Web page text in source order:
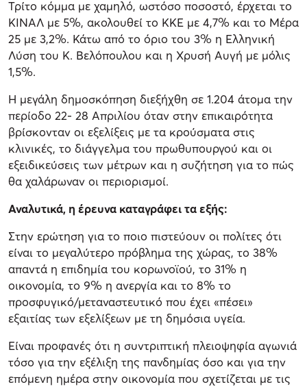
Τρίτο κόμμα με χαμηλό, ωστόσο ποσοστό, έρχεται το
ΚΙΝΑΛ με 5%, ακολουθεί το ΚΚΕ με 4,7% και το Μέρα
25 με 3,2%. Κάτω από το όριο του 3% η Ελληνική
Λύση του Κ. Βελόπουλου και η Χρυσή Αυγή με μόλις
1,5%.
Η μεγάλη δημοσκόπηση διεξήχθη σε 1.204 άτομα την
περίοδο 22- 28 Απριλίου όταν στην επικαιρότητα
βρίσκονταν οι εξελίξεις με τα κρούσματα στις
κλινικές, το διάγγελμα του πρωθυπουργού και οι
εξειδικεύσεις των μέτρων και η συζήτηση για το πώς
θα χαλάρωναν οι περιορισμοί.
Αναλυτικά, η έρευνα καταγράφει τα εξής:
Στην ερώτηση για το ποιο πιστεύουν οι πολίτες ότι
είναι το μεγαλύτερο πρόβλημα της χώρας, το 38%
απαντά η επιδημία του κορωνοϊού, το 31% η
οικονομία, το 9% η ανεργία και το 8% το
προσφυγικό/μεταναστευτικό που έχει «πέσει»
εξαιτίας των εξελίξεων με τη δημόσια υγεία.
Είναι προφανές ότι η συντριπτική πλειοψηφία αγωνιά
τόσο για την εξέλιξη της πανδημίας όσο και για την
επόμενη ημέρα στην οικονομία που σχετίζεται με τις